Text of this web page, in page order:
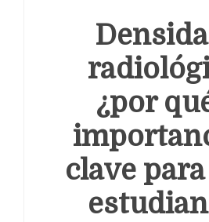
¿por
clave